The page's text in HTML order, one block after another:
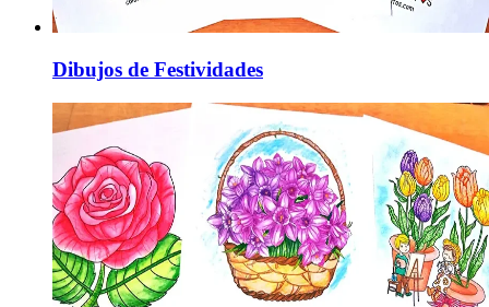
Dibujos de Festividades